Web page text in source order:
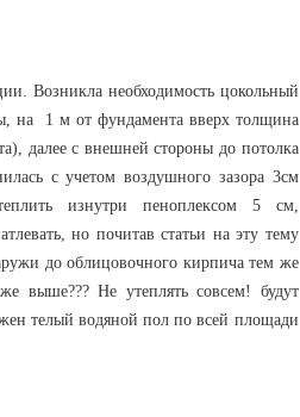
Возникла необходимость цокольный
на 1 м от фундамента вверх толщина
далее с внешней стороны до потолка
с учетом воздушного зазора 3см
изнутри пеноплексом 5 см,
но почитав статьи на эту тему
до облицовочного кирпича тем же
выше??? Не утеплять совсем! будут
телый водяной пол по всей площади